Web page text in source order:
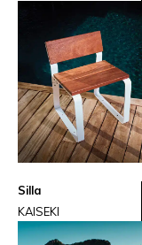
Silla
KAISEKI